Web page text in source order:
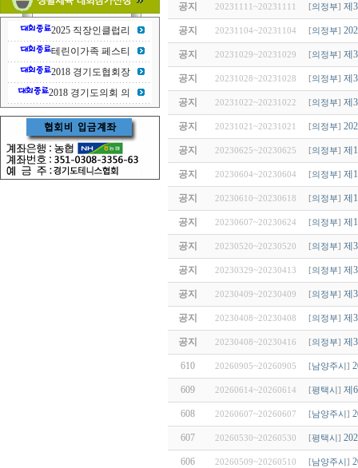
2025 직장인클럽리
테린이가족 페스티
2018 경기도협회장
2018 경기도의회 의
공지 20231111~20231111 [의정부] 제
공지 20231104~20231104 [의정부]
공지 20231029~20231029 [의정부] 제
공지 20231028~20231028 [의정부] 제
공지 20231022~20231022 [의정부] 제
공지 20231021~20231021 [의정부]
공지 20230625~20230625 [의정부] 제
공지 20230604~20230604 [의정부] 제
공지 20230610~20230618 [의정부] 제
공지 20230607~20230624 [의정부] 제
공지 20230520~20230520 [의정부] 제
공지 20230329~20230413 [의정부] 제
공지 20230409~20230409 [의정부] 제
공지 20230408~20230408 [의정부] 제
공지 20230408~20230416 [의정부] 제
610 20260905~20260905 [남양주시 ]
609 20260614~20260614 [평택시 ] 제
608 20260607~20260607 [남양주시 ]
607 20260530~20260530 [평택시 ]
606 20260509~20260510 [남양주시 ]